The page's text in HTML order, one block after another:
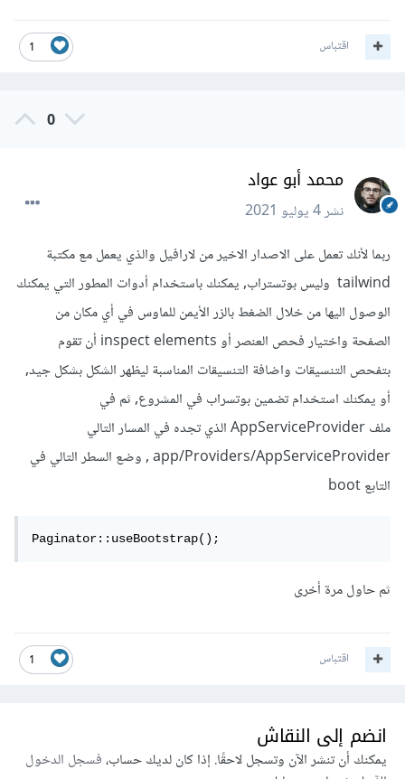
1 اقتباس
0
محمد أبو عواد
نشر4 يوليو 2021
ربما لأنك تعمل على الاصدار الاخير من لارافيل والذي يعمل مع مكتبة
tailwind وليس بوتستراب, يمكنك باستخدام أدوات المطور التي يمكنك
الوصول اليها من خلال الضغط بالزر الأيمن للماوس في أي مكان من
الصفحة واختيار فحص العنصر أو inspect elements أن تقوم
بتفحص التنسيقات واضافة التنسيقات المناسبة ليظهر الشكل بشكل جيد,
أو يمكنك استخدام تضمين بوتسراب في المشروع, ثم في
ملف AppServiceProvider الذي تجده في المسار التالي
app/Providers/AppServiceProvider , وضع السطر التالي في
التابع boot
Paginator::useBootstrap();
ثم حاول مرة أخرى
1 اقتباس
انضم إلى النقاش
يمكنك أن تنشر الآن وتسجل لاحقًا. إذا كان لديك حساب،فسجل الدخول